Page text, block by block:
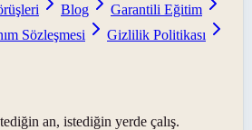
Blog
Garantili Eğitim
Sözleşmesi
Gizlilik Politikası
an, istediğin yerde çalış.